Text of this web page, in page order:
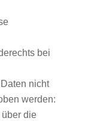
bei
nicht
werden:
die